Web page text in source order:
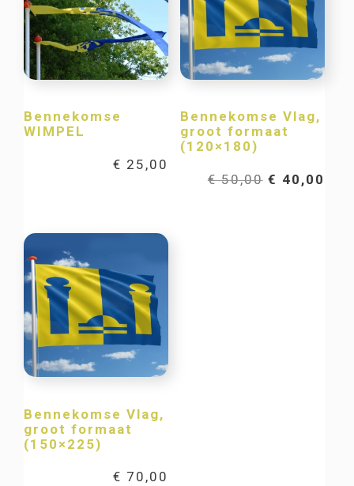
Bennekomse
WIMPEL
€ 25,00
Bennekomse Vlag,
groot formaat
(120×180)
€50,00 € 40,00
Bennekomse Vlag,
groot formaat
(150×225)
€ 70,00